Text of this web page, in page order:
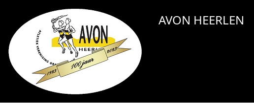
naar
de
inhoud
gaan
AVON HEERLEN